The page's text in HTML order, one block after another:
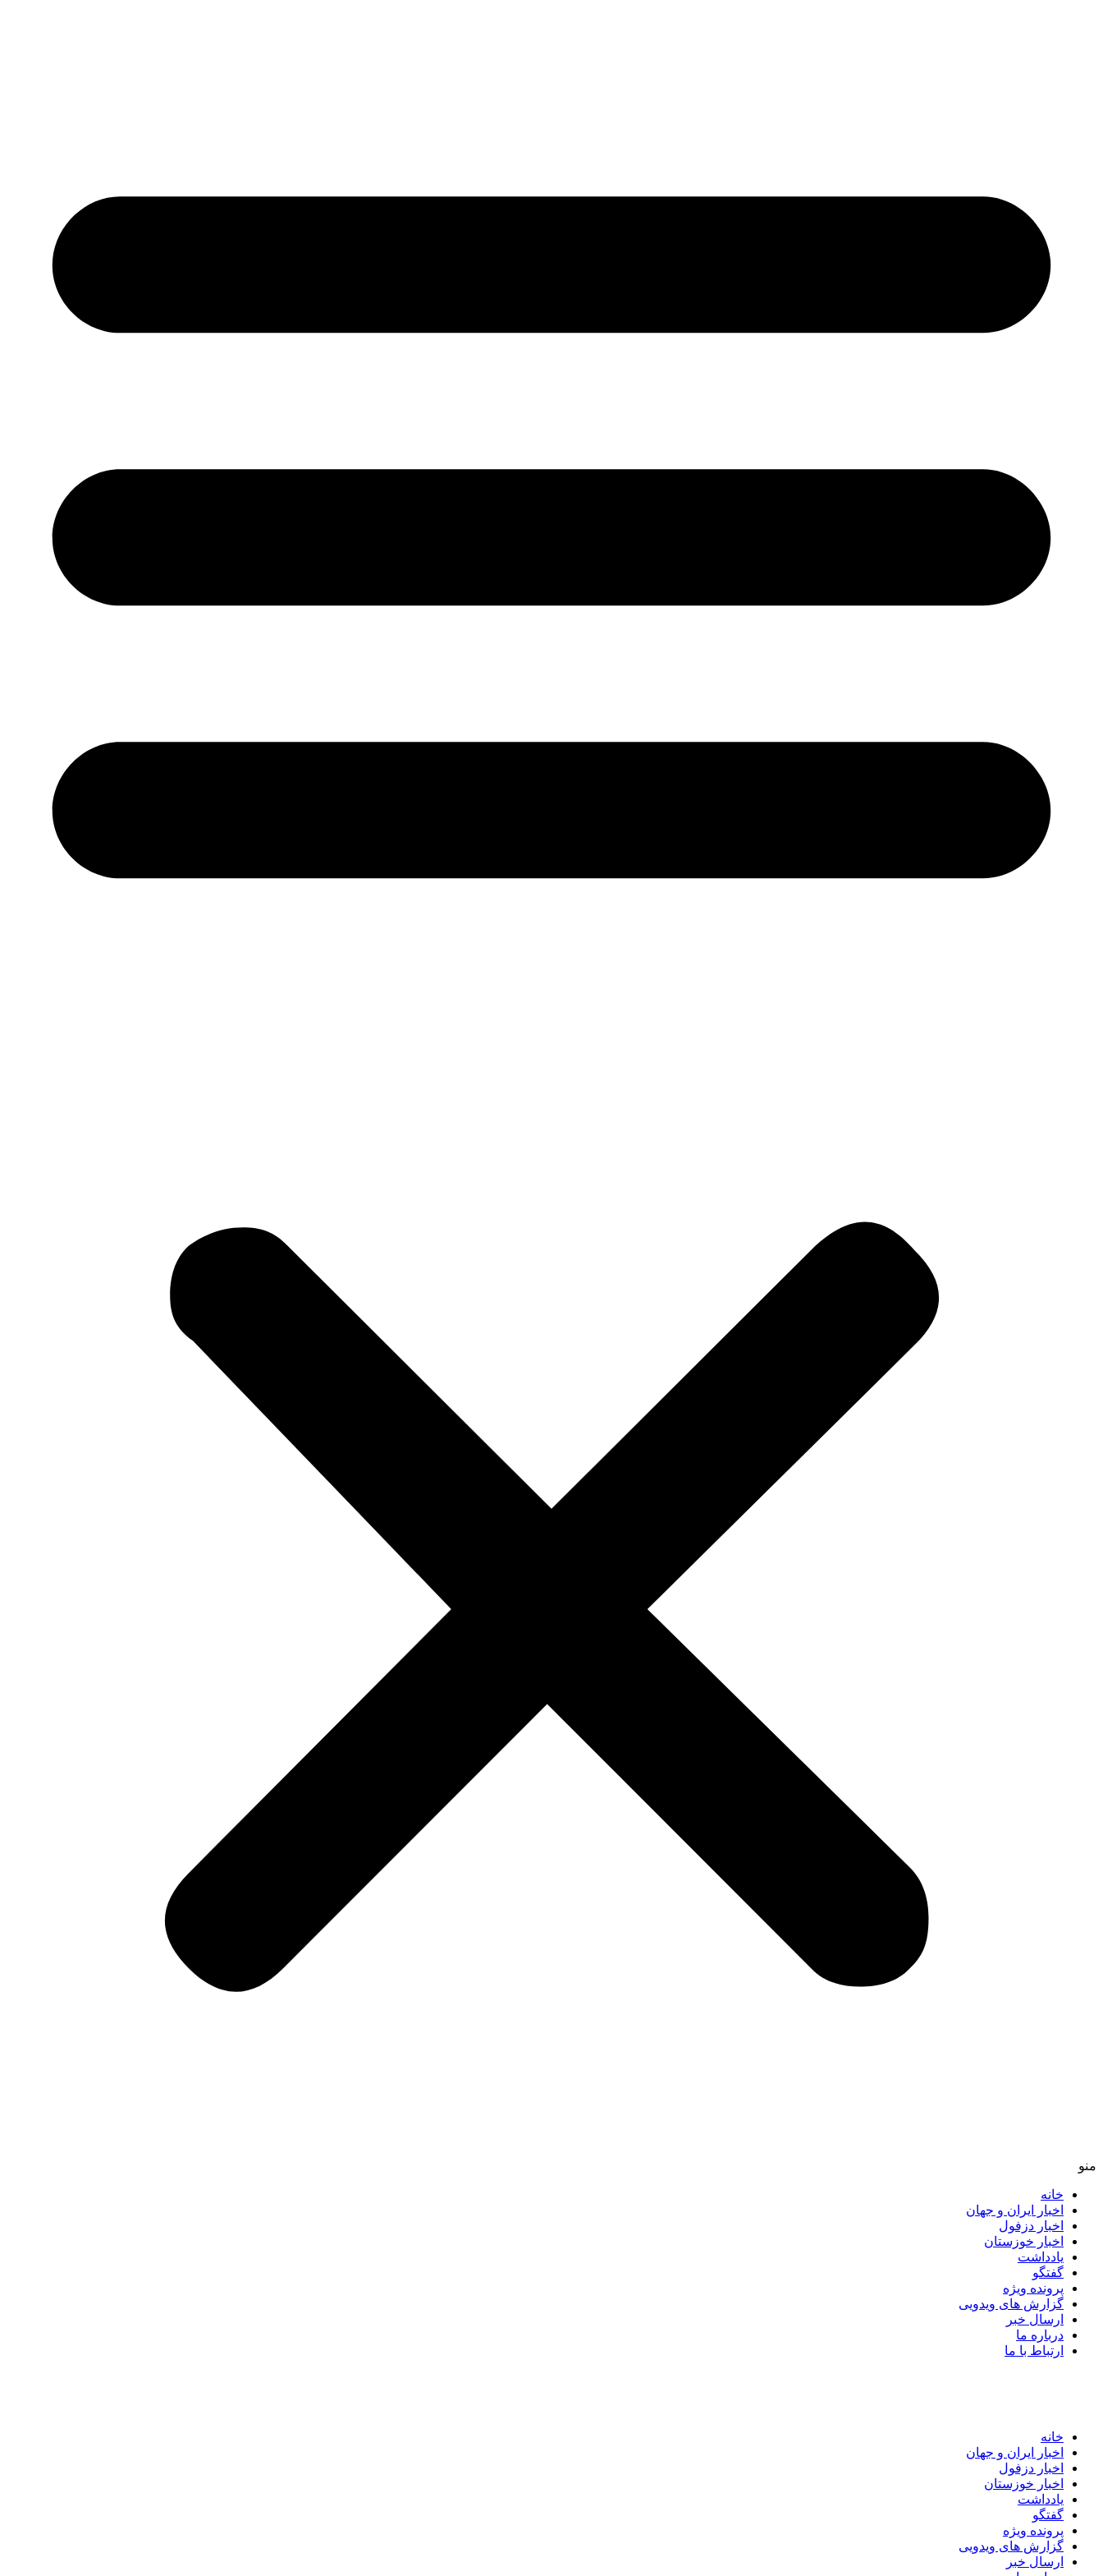
منو
خانه
اخبار ایران و جهان
اخبار دزفول
اخبار خوزستان
یادداشت
گفتگو
پرونده ویژه
گزارش های ویدویی
ارسال خبر
درباره ما
ارتباط با ما
خانه
اخبار ایران و جهان
اخبار دزفول
اخبار خوزستان
یادداشت
گفتگو
پرونده ویژه
گزارش های ویدویی
ارسال خبر